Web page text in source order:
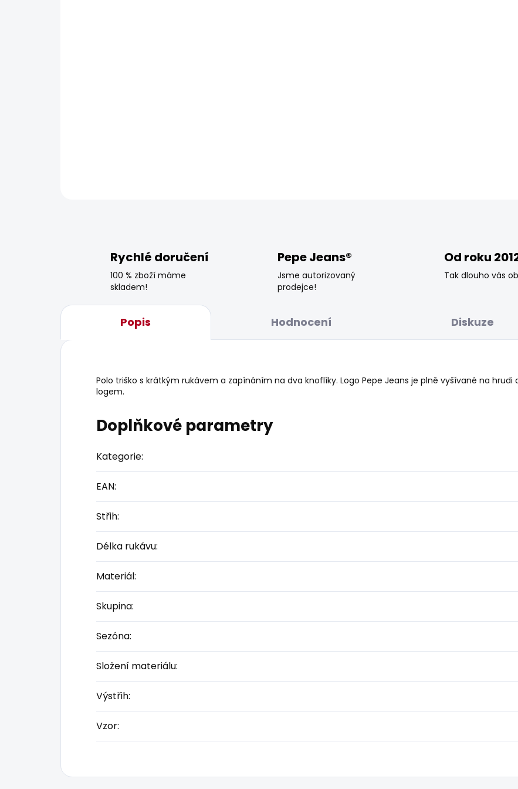
Rychlé doručení
100 % zboží máme
skladem!
Pepe Jeans®
Jsme autorizovaný
prodejce!
Od roku
Tak dlouho vás
Popis Hodnocení Diskuze
Polo triško s krátkým rukávem a zapínáním na dva knoflíky. Logo Pepe Jeans je plně vyšívané na
logem.
Doplňkové parametry
Kategorie:
EAN:
Střih:
Délka rukávu:
Materiál:
Skupina:
Sezóna:
Složení materiálu:
Výstřih:
Vzor: